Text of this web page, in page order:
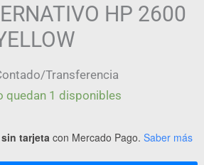
HP 2600
Transferencia
quedan 1 disponibles
tarjeta con Mercado Pago. Saber más